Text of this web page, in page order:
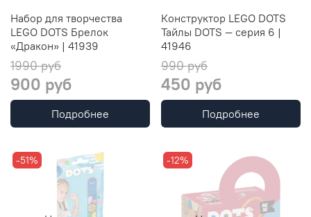
Набор для творчества
LEGO DOTS Брелок
«Дракон» | 41939
1990 руб
900 руб
Подробнее
Конструктор LEGO DOTS
Тайлы DOTS — серия 6 |
41946
990 руб
450 руб
Подробнее
-51% -12%